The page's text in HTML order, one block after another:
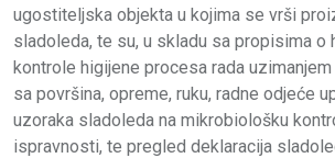
ugostiteljska objekta u kojima se vrši
sladoleda, te su, u skladu sa propisima o
kontrole higijene procesa rada
sa površina, opreme, ruku, radne odjeće
uzoraka sladoleda na mikrobiološku
ispravnosti, te pregled deklaracija